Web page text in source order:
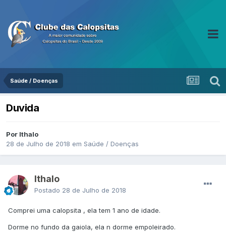
Saúde / Doenças
Duvida
Por Ithalo
28 de Julho de 2018 em Saúde / Doenças
Ithalo
Postado 28 de Julho de 2018
Comprei uma calopsita , ela tem 1 ano de idade.
Dorme no fundo da gaiola, ela n dorme empoleirado.